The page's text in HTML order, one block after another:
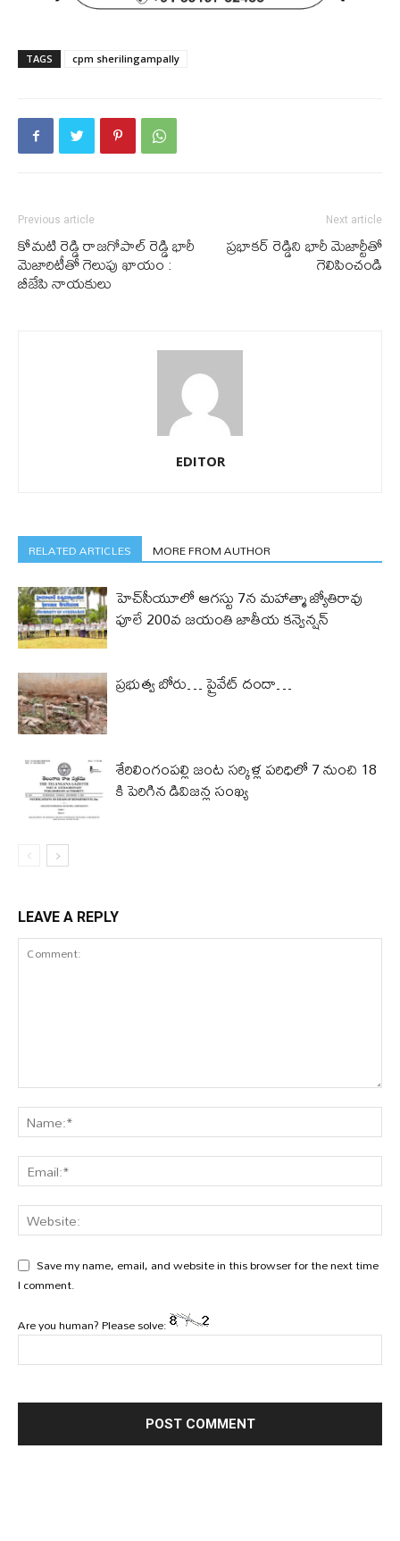
TAGS cpm sherilingampally
Previous article
కోమటి రెడ్డి రాజగోపాల్ రెడ్డి భారీ
మెజారిటీతో గెలుపు ఖాయం :
బీజేపి నాయకులు
Next article
ప్రభాకర్ రెడ్డిని భారీ మెజార్టీతో
గెలిపించండి
EDITOR
RELATED ARTICLES MORE FROM AUTHOR
హెచ్‌సీయూలో ఆగస్టు 7న మహాత్మా జ్యోతిరావు
పూలే 200వ జయంతి జాతీయ కన్వెన్షన్
ప్రభుత్వ బోరు… ప్రైవేట్ దందా…
శేరిలింగంపల్లి జంట సర్కిళ్ల పరిధిలో 7 నుంచి 18
కి పెరిగిన డివిజన్ల సంఖ్య
LEAVE A REPLY
Save my name, email, and website in this browser for the next time
I comment.
Are you human? Please solve: